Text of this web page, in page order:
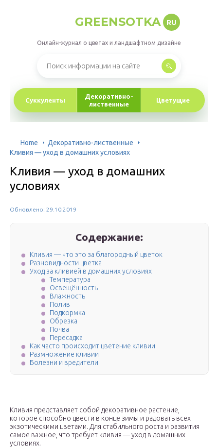
GREENSOTKA RU
Онлайн-журнал о цветах и ландшафтном дизайне
Суккуленты
Декоративно-
лиственные
Цветущие
Home
Декоративно-лиственные
Кливия — уход в домашних условиях
Кливия — уход в домашних
условиях
Обновлено: 29.10.2019
Содержание:
Кливия — что это за благородный цветок
Разновидности цветка
Уход за кливией в домашних условиях
Температура
Освещённость
Влажность
Полив
Подкормка
Обрезка
Почва
Пересадка
Как часто происходит цветение кливии
Размножение кливии
Болезни и вредители
Кливия представляет собой декоративное растение,
которое способно цвести в конце зимы и радовать всех
экзотическими цветами. Для стабильного роста и развития
самое важное, что требует кливия — уход в домашних
условиях.